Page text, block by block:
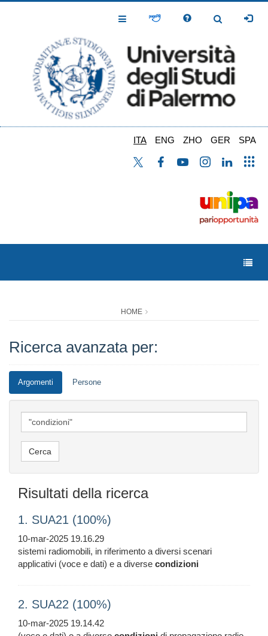
Toggle
Toggle
ITA ENG ZHO GER SPA
HOME
Ricerca avanzata per:
Argomenti Persone
Risultati della ricerca
1. SUA21 (100%)
10-mar-2025 19.16.29
sistemi radiomobili, in riferimento a diversi scenari
applicativi (voce e dati) e a diverse condizioni
2. SUA22 (100%)
10-mar-2025 19.14.42